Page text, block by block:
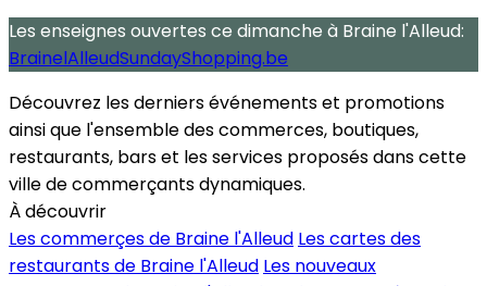
Les enseignes ouvertes ce dimanche à Braine l'Alleud:
BrainelAlleudSundayShopping.be
Découvrez les derniers événements et promotions
ainsi que l'ensemble des commerces, boutiques,
restaurants, bars et les services proposés dans cette
ville de commerçants dynamiques.
À découvrir
Les commerçes de Braine l'Alleud Les cartes des
restaurants de Braine l'Alleud Les nouveaux